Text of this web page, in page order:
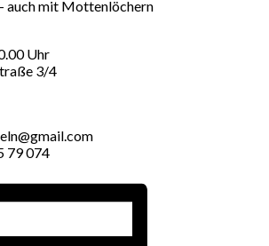
auch mit Mottenlöchern
Uhr
3/4
79 074